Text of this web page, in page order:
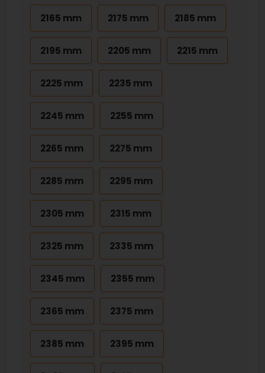
2165 mm 2175 mm 2185 mm
2195 mm 2205 mm 2215 mm
2225 mm 2235 mm
2245 mm 2255 mm
2265 mm 2275 mm
2285 mm 2295 mm
2305 mm 2315 mm
2325 mm 2335 mm
2345 mm 2355 mm
2365 mm 2375 mm
2385 mm 2395 mm